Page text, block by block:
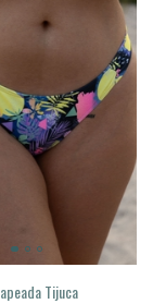
Tijuca